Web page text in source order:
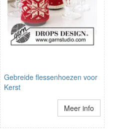
Gebreide flessenhoezen voor
Kerst
Meer info